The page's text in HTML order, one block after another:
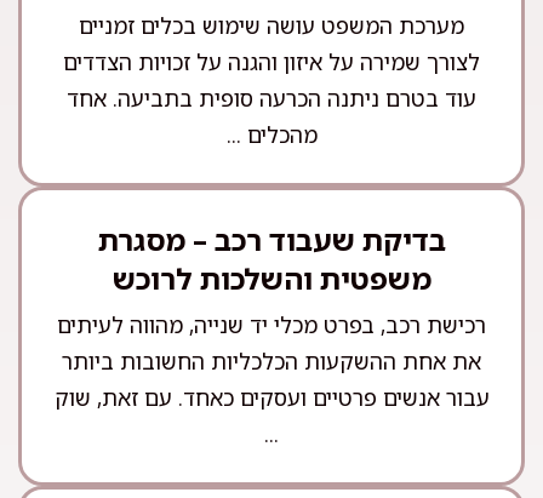
מערכת המשפט עושה שימוש בכלים זמניים
לצורך שמירה על איזון והגנה על זכויות הצדדים
עוד בטרם ניתנה הכרעה סופית בתביעה. אחד
מהכלים ...
בדיקת שעבוד רכב – מסגרת
משפטית והשלכות לרוכש
רכישת רכב, בפרט מכלי יד שנייה, מהווה לעיתים
את אחת ההשקעות הכלכליות החשובות ביותר
עבור אנשים פרטיים ועסקים כאחד. עם זאת, שוק
...